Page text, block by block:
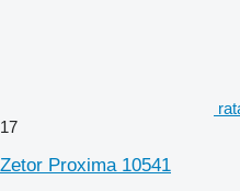
17
Zetor Proxima 10541